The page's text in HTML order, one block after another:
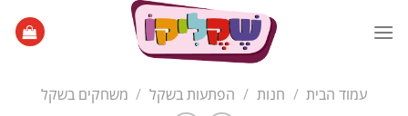
עמוד הבית / חנות / הפתעות בשקל / משחקים בשקל